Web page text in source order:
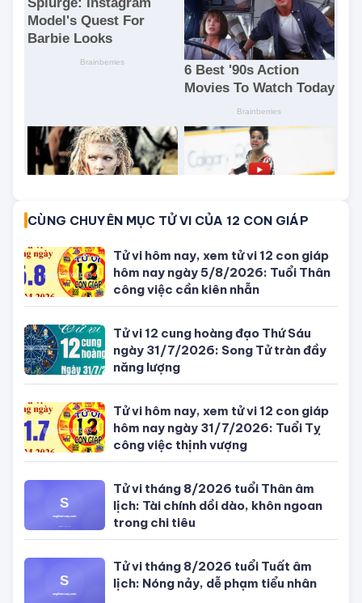
CÙNG CHUYÊN MỤC TỬ VI CỦA 12 CON GIÁP
Tử vi hôm nay, xem tử vi 12 con giáp
hôm nay ngày 5/8/2026: Tuổi Thân